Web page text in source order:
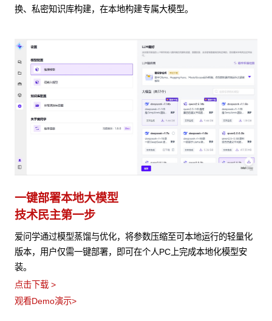
换、私密知识库构建，在本地构建专属大模型。
一键部署本地大模型
技术民主第一步
爱问学通过模型蒸馏与优化，将参数压缩至可本地运行的轻量化
版本，用户仅需一键部署，即可在个人PC上完成本地化模型安
装。
点击下载 >
观看Demo演示>